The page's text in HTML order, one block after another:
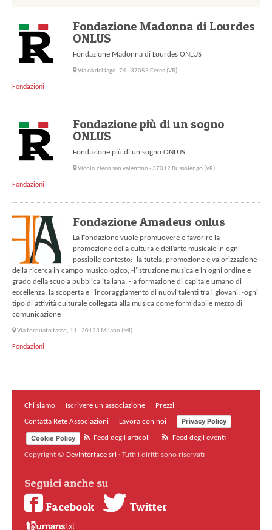
Fondazione Madonna di Lourdes
ONLUS
Fondazione Madonna di Lourdes ONLUS
Via cà del lago, 74 - 37053 Cerea (VR)
Fondazioni
Fondazione più di un sogno
ONLUS
Fondazione più di un sogno ONLUS
Vicolo cieco san valentino - 37012 Bussolengo (VR)
Fondazioni
Fondazione Amadeus onlus
La Fondazione vuole promuovere e favorire la
promozione della cultura e dell’arte musicale in ogni
possibile contesto: -la tutela, promozione e valorizzazione
della ricerca in campo musicologico, -l’istruzione musicale in ogni ordine e
grado della scuola pubblica italiana, -la formazione di capitale umano di
eccellenza, la scoperta e l’incoraggiamento di nuovi talenti tra i giovani, -ogni
tipo di attività culturale collegata alla musica come formidabile mezzo di
comunicazione
Via torquato tasso, 11 - 20123 Milano (MI)
Fondazioni
Chi siamo Iscrivere un'associazione
Prezzi
Contatta Rete Associazioni
Lavora con noi
Privacy Policy
Cookie Policy
Feed degli articoli Feed degli eventi
Copyright © DevInterface srl · Tutti i diritti sono riservati
Seguici anche su
Facebook
Twitter